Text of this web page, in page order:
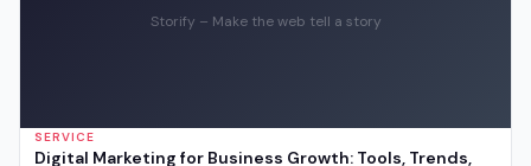
Storify – Make the web tell a story
SERVICE
Digital Marketing for Business Growth: Tools, Trends,